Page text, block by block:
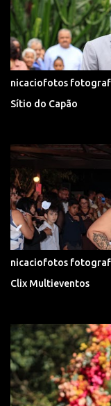
nicaciofotos
Sítio do Capão
nicaciofotos
Clix Multieventos